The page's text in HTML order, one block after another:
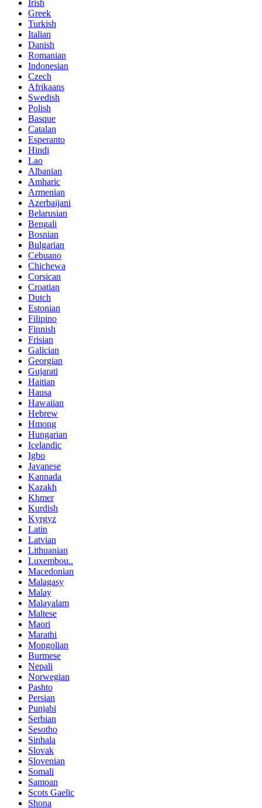
Irish
Greek
Turkish
Italian
Danish
Romanian
Indonesian
Czech
Afrikaans
Swedish
Polish
Basque
Catalan
Esperanto
Hindi
Lao
Albanian
Amharic
Armenian
Azerbaijani
Belarusian
Bengali
Bosnian
Bulgarian
Cebuano
Chichewa
Corsican
Croatian
Dutch
Estonian
Filipino
Finnish
Frisian
Galician
Georgian
Gujarati
Haitian
Hausa
Hawaiian
Hebrew
Hmong
Hungarian
Icelandic
Igbo
Javanese
Kannada
Kazakh
Khmer
Kurdish
Kyrgyz
Latin
Latvian
Lithuanian
Luxembou..
Macedonian
Malagasy
Malay
Malayalam
Maltese
Maori
Marathi
Mongolian
Burmese
Nepali
Norwegian
Pashto
Persian
Punjabi
Serbian
Sesotho
Sinhala
Slovak
Slovenian
Somali
Samoan
Scots Gaelic
Shona